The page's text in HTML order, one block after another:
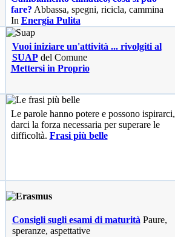
fare? Abbassa, spegni, ricicla, cammina
In Energia Pulita
Vuoi iniziare un'attività ... rivolgiti al
SUAPdel Comune
Mettersi in Proprio
Le parole hanno potere e possono ispirarci,
darci la forza necessaria per superare le
difficoltà. Frasi più belle
Consigli sugli esami di maturità Paure,
speranze, aspettative